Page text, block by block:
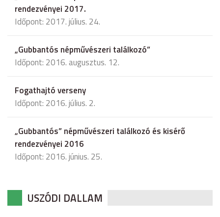
rendezvényei 2017.
Időpont: 2017. július. 24.
„Gubbantós népművészeri találkozó”
Időpont: 2016. augusztus. 12.
Fogathajtó verseny
Időpont: 2016. július. 2.
„Gubbantós” népművészeri találkozó és kisérő
rendezvényei 2016
Időpont: 2016. június. 25.
USZÓDI DALLAM